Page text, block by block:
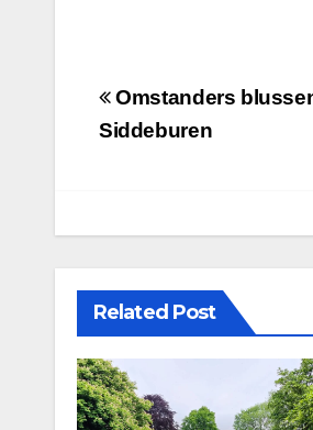
Bericht
navigatie
Omstanders
Siddeburen
Related Post